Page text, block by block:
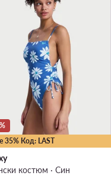
35% Код: LAST
костюм · Син